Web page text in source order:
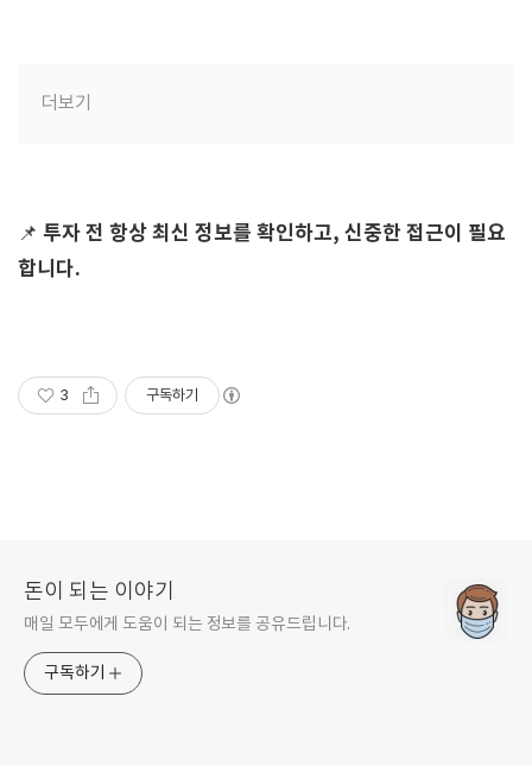
더보기
📌 투자 전 항상 최신 정보를 확인하고, 신중한 접근이 필요
합니다.
3 구독하기
돈이 되는 이야기
매일 모두에게 도움이 되는 정보를 공유드립니다.
구독하기